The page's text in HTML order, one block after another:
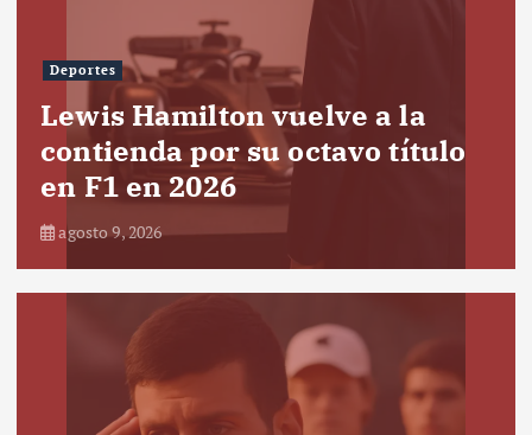
Deportes
Lewis Hamilton vuelve a la
contienda por su octavo título
en F1 en 2026
agosto 9, 2026